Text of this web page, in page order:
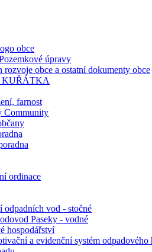
obce
úpravy
rozvoje obce a ostatní dokumenty obce
KUŘÁTKA
farnost
Community
ordinace
odpadních vod - stočné
Paseky - vodné
hospodářství
a evidenční systém odpadového